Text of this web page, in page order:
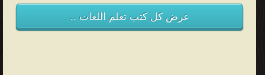
عرض كل كتب تعلم اللغات ..